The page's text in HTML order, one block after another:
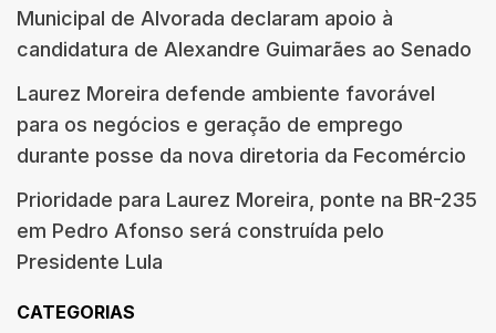
Municipal de Alvorada declaram apoio à
candidatura de Alexandre Guimarães ao Senado
Laurez Moreira defende ambiente favorável
para os negócios e geração de emprego
durante posse da nova diretoria da Fecomércio
Prioridade para Laurez Moreira, ponte na BR-235
em Pedro Afonso será construída pelo
Presidente Lula
CATEGORIAS